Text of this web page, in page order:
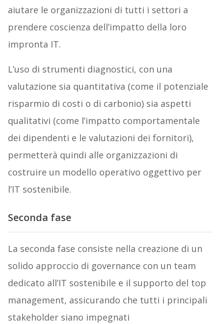
aiutare le organizzazioni di tutti i settori a
prendere coscienza dell’impatto della loro
impronta IT.
L’uso di strumenti diagnostici, con una
valutazione sia quantitativa (come il potenziale
risparmio di costi o di carbonio) sia aspetti
qualitativi (come l’impatto comportamentale
dei dipendenti e le valutazioni dei fornitori),
permetterà quindi alle organizzazioni di
costruire un modello operativo oggettivo per
l’IT sostenibile.
Seconda fase
La seconda fase consiste nella creazione di un
solido approccio di governance con un team
dedicato all’IT sostenibile e il supporto del top
management, assicurando che tutti i principali
stakeholder siano impegnati